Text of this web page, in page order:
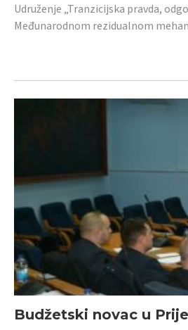
Udruženje „Tranzicijska pravda,
Međunarodnom rezidualnom
Budžetski novac u